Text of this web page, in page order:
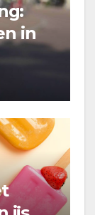
in